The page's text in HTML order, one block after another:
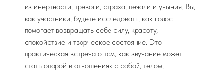
из инертности, тревоги, страха, печали и уныния. Вы,
как участники, будете исследовать, как голос
помогает возвращать себе силу, красоту,
спокойствие и творческое состояние. Это
практическая встреча о том, как звучание может
стать опорой в отношениях с собой, телом,